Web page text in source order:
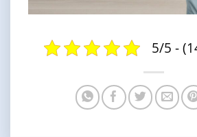
5/5 -